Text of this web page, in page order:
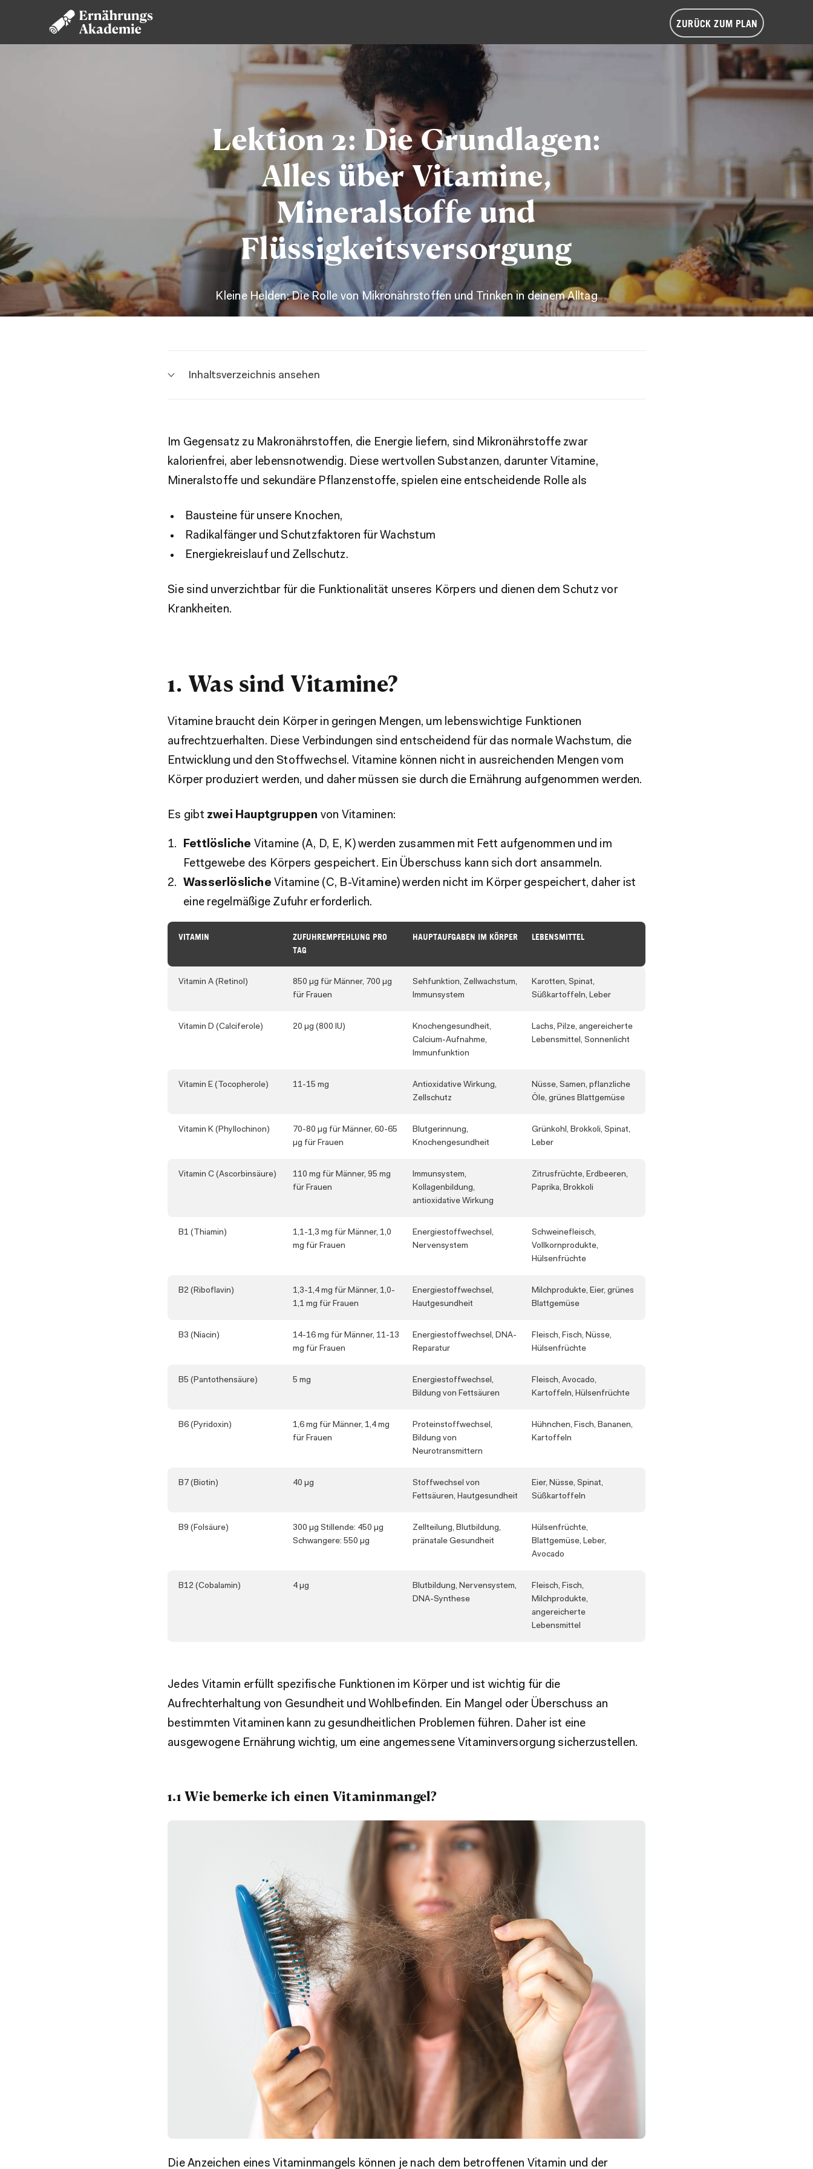
ZURÜCK ZUM PLAN
Lektion 2: Die Grundlagen:
Alles über Vitamine,
Mineralstoffe und
Flüssigkeitsversorgung
Kleine Helden: Die Rolle von Mikronährstoffen und Trinken in deinem Alltag
Inhaltsverzeichnis ansehen
Im Gegensatz zu Makronährstoffen, die Energie liefern, sind Mikronährstoffe zwar
kalorienfrei, aber lebensnotwendig. Diese wertvollen Substanzen, darunter Vitamine,
Mineralstoffe und sekundäre Pflanzenstoffe, spielen eine entscheidende Rolle als
Bausteine für unsere Knochen,
Radikalfänger und Schutzfaktoren für Wachstum
Energiekreislauf und Zellschutz.
Sie sind unverzichtbar für die Funktionalität unseres Körpers und dienen dem Schutz vor
Krankheiten.
1. Was sind Vitamine?
Vitamine braucht dein Körper in geringen Mengen, um lebenswichtige Funktionen
aufrechtzuerhalten. Diese Verbindungen sind entscheidend für das normale Wachstum, die
Entwicklung und den Stoffwechsel. Vitamine können nicht in ausreichenden Mengen vom
Körper produziert werden, und daher müssen sie durch die Ernährung aufgenommen werden.
Es gibt zwei Hauptgruppen von Vitaminen:
Fettlösliche Vitamine (A, D, E, K) werden zusammen mit Fett aufgenommen und im
Fettgewebe des Körpers gespeichert. Ein Überschuss kann sich dort ansammeln.
Wasserlösliche Vitamine (C, B-Vitamine) werden nicht im Körper gespeichert, daher ist
eine regelmäßige Zufuhr erforderlich.
VITAMIN
ZUFUHREMPFEHLUNG PRO
TAG
HAUPTAUFGABEN IM KÖRPER LEBENSMITTEL
Vitamin A (Retinol)
850 µg für Männer, 700 µg
für Frauen
Sehfunktion, Zellwachstum,
Immunsystem
Karotten, Spinat,
Süßkartoffeln, Leber
Vitamin D (Calciferole) 20 µg (800 IU)
Knochengesundheit,
Calcium-Aufnahme,
Immunfunktion
Lachs, Pilze, angereicherte
Lebensmittel, Sonnenlicht
Vitamin E (Tocopherole) 11-15 mg
Antioxidative Wirkung,
Zellschutz
Nüsse, Samen, pflanzliche
Öle, grünes Blattgemüse
Vitamin K (Phyllochinon)
70-80 µg für Männer, 60-65
µg für Frauen
Blutgerinnung,
Knochengesundheit
Grünkohl, Brokkoli, Spinat,
Leber
Vitamin C (Ascorbinsäure)
110 mg für Männer, 95 mg
für Frauen
Immunsystem,
Kollagenbildung,
antioxidative Wirkung
Zitrusfrüchte, Erdbeeren,
Paprika, Brokkoli
B1 (Thiamin)
1,1-1,3 mg für Männer, 1,0
mg für Frauen
Energiestoffwechsel,
Nervensystem
Schweinefleisch,
Vollkornprodukte,
Hülsenfrüchte
B2 (Riboflavin)
1,3-1,4 mg für Männer, 1,0-
1,1 mg für Frauen
Energiestoffwechsel,
Hautgesundheit
Milchprodukte, Eier, grünes
Blattgemüse
B3 (Niacin)
14-16 mg für Männer, 11-13
mg für Frauen
Energiestoffwechsel, DNA-
Reparatur
Fleisch, Fisch, Nüsse,
Hülsenfrüchte
B5 (Pantothensäure) 5 mg
Energiestoffwechsel,
Bildung von Fettsäuren
Fleisch, Avocado,
Kartoffeln, Hülsenfrüchte
B6 (Pyridoxin)
1,6 mg für Männer, 1,4 mg
für Frauen
Proteinstoffwechsel,
Bildung von
Neurotransmittern
Hühnchen, Fisch, Bananen,
Kartoffeln
B7 (Biotin) 40 µg
Stoffwechsel von
Fettsäuren, Hautgesundheit
Eier, Nüsse, Spinat,
Süßkartoffeln
B9 (Folsäure)
300 µg Stillende: 450 µg
Schwangere: 550 µg
Zellteilung, Blutbildung,
pränatale Gesundheit
Hülsenfrüchte,
Blattgemüse, Leber,
Avocado
B12 (Cobalamin) 4 µg
Blutbildung, Nervensystem,
DNA-Synthese
Fleisch, Fisch,
Milchprodukte,
angereicherte
Lebensmittel
Jedes Vitamin erfüllt spezifische Funktionen im Körper und ist wichtig für die
Aufrechterhaltung von Gesundheit und Wohlbefinden. Ein Mangel oder Überschuss an
bestimmten Vitaminen kann zu gesundheitlichen Problemen führen. Daher ist eine
ausgewogene Ernährung wichtig, um eine angemessene Vitaminversorgung sicherzustellen.
1.1 Wie bemerke ich einen Vitaminmangel?
Die Anzeichen eines Vitaminmangels können je nach dem betroffenen Vitamin und der